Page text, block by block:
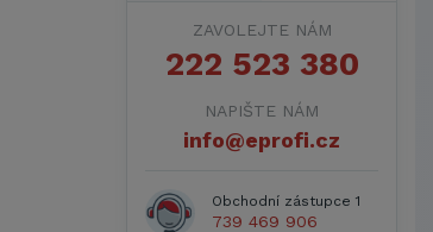
ZAVOLEJTE NÁM
222 523 380
NAPIŠTE NÁM
info@eprofi.cz
Obchodní zástupce 1
739 469 906